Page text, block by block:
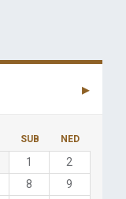
SUB NED
1
2
8
9